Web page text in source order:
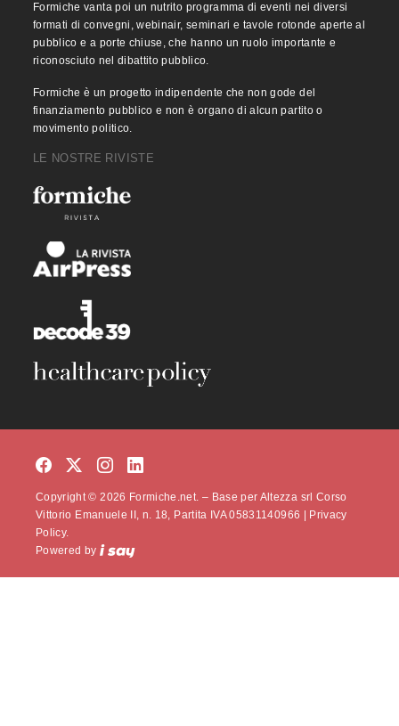
Formiche vanta poi un nutrito programma di eventi nei diversi
formati di convegni, webinair, seminari e tavole rotonde aperte al
pubblico e a porte chiuse, che hanno un ruolo importante e
riconosciuto nel dibattito pubblico.
Formiche è un progetto indipendente che non gode del
finanziamento pubblico e non è organo di alcun partito o
movimento politico.
LE NOSTRE RIVISTE
Copyright © 2026 Formiche.net. – Base per Altezza srl Corso
Vittorio Emanuele II, n. 18, Partita IVA 05831140966 |
Privacy
Policy.
Powered by